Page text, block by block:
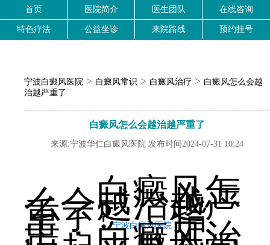
首页 医院简介 医生团队 在线咨询
特色疗法 公益坐诊 来院路线 预约挂号
宁波白癜风医院 > 白癜风常识 > 白癜风治疗 > 白癜风怎么会越
治越严重了
白癜风怎么会越治越严重了
来源:宁波华仁白癜风医院 发布时间2024-07-31 10:24
白癜风怎
么会越治越严
重了?宁波白癜风医院指